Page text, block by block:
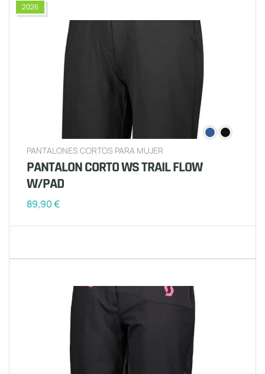
2026
PANTALONES CORTOS PARA MUJER
PANTALON CORTO WS TRAIL FLOW
W/PAD
89,90€